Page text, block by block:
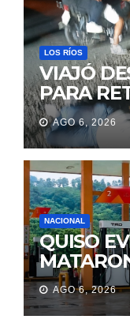
LOS RÍOS
VIAJÓ
PARA
DE SU
LA
AGO 6, 2026
NACIONAL
QUISO
AGO 6, 2026